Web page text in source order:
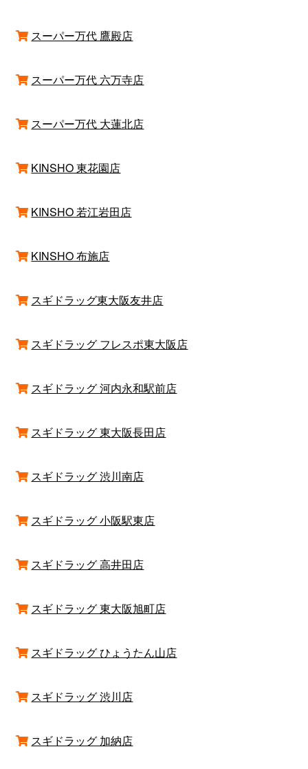
スーパー万代 鷹殿店
スーパー万代 六万寺店
スーパー万代 大蓮北店
KINSHO 東花園店
KINSHO 若江岩田店
KINSHO 布施店
スギドラッグ東大阪友井店
スギドラッグ フレスポ東大阪店
スギドラッグ 河内永和駅前店
スギドラッグ 東大阪長田店
スギドラッグ 渋川南店
スギドラッグ 小阪駅東店
スギドラッグ 高井田店
スギドラッグ 東大阪旭町店
スギドラッグ ひょうたん山店
スギドラッグ 渋川店
スギドラッグ 加納店